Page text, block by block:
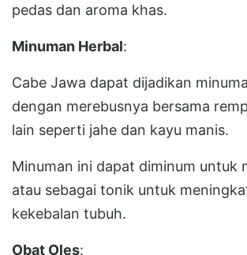
pedas dan aroma khas.
Minuman Herbal:
Cabe Jawa dapat dijadikan
dengan merebusnya bersama
lain seperti jahe dan kayu manis.
Minuman ini dapat diminum untuk
atau sebagai tonik untuk
kekebalan tubuh.
Obat Oles: